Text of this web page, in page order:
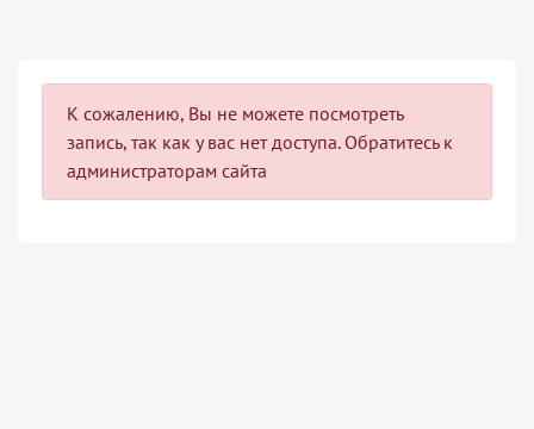
К сожалению, Вы не можете посмотреть
запись, так как у вас нет доступа. Обратитесь к
администраторам сайта